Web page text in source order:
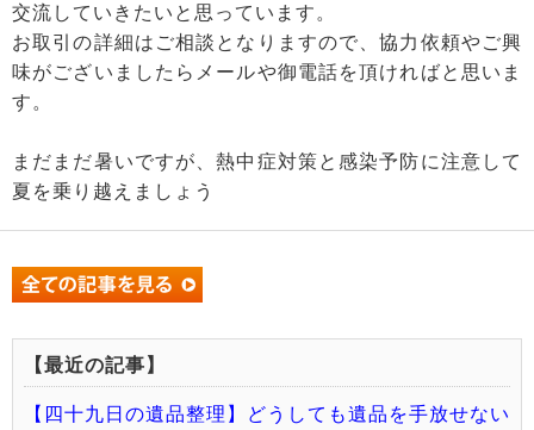
交流していきたいと思っています。
お取引の詳細はご相談となりますので、協力依頼やご興
味がございましたらメールや御電話を頂ければと思いま
す。
まだまだ暑いですが、熱中症対策と感染予防に注意して
夏を乗り越えましょう
【最近の記事】
【四十九日の遺品整理】どうしても遺品を手放せない